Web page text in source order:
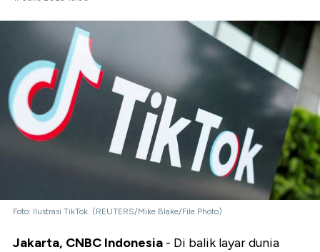
Foto: Ilustrasi TikTok. (REUTERS/Mike Blake/File Photo)
Jakarta, CNBC Indonesia - Di balik layar dunia